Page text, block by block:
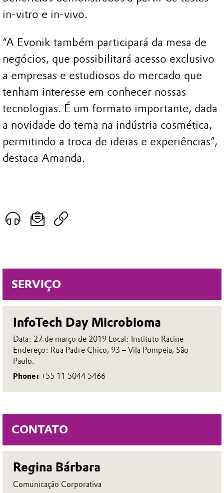
SERVIÇO
InfoTech Day Microbioma
Data: 27 de março de 2019 Local: Instituto Racine
Endereço: Rua Padre Chico, 93 – Vila Pompeia, São
Paulo.
Phone: +55 11 5044 5466
CONTATO
Regina Bárbara
Comunicação Corporativa
in-vitro e in-vivo.
“A Evonik também participará da mesa de
negócios, que possibilitará acesso exclusivo
a empresas e estudiosos do mercado que
tenham interesse em conhecer nossas
tecnologias. É um formato importante, dada
a novidade do tema na indústria cosmética,
permitindo a troca de ideias e experiências”,
destaca Amanda.